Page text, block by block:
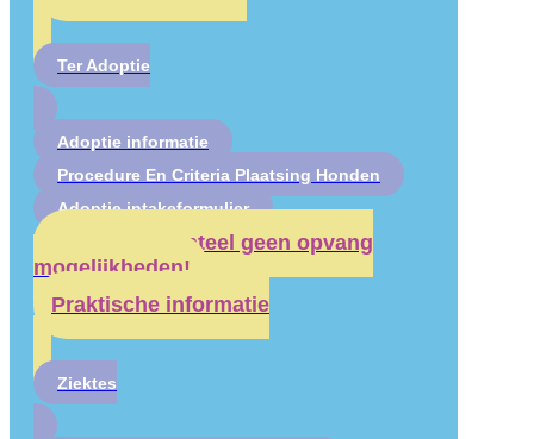
Ter Adoptie
Adoptie informatie
Procedure En Criteria Plaatsing Honden
Adoptie intakeformulier
Er zijn momenteel geen opvang
mogelijkheden!
Praktische informatie
Ziektes